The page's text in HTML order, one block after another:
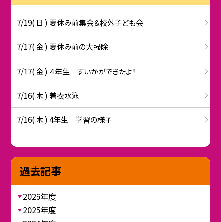
7/19( 日 ) 夏休み前集会＆校外子ども会
7/17( 金 ) 夏休み前の大掃除
7/17( 金 ) ４年生 すいかができたよ！
7/16( 木 ) 着衣水泳
7/16( 木 ) 4年生 学習の様子
過去記事
2026年度
2025年度